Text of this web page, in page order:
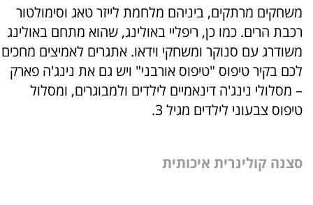
משחקים מרתקים, ביניהם מלחמת לייזר טאג וסימולטור
רכבת הרים. כמו כן, ריפליי באולינג, שהוא מתחם באולינג
משודרג עם סנוקר ומשחקי וידאו. אתגרים לאמיצים מחכים
לכם בקיר טיפוס "טיפוס אורבני" ויש גם את נינג'ה פארק
– מסלולי נינג'ה דינאמיים לילדים ולמבוגרים, ומסלול
טיפוס צבעוני לילדים מגיל 3.
סצנה קולינרית איכותית